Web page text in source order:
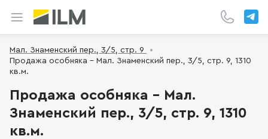
Мал. Знаменский пер., 3/5, стр. 9
Продажа особняка - Мал. Знаменский пер., 3/5, стр. 9, 1310
кв.м.
Продажа особняка - Мал.
Знаменский пер., 3/5, стр. 9, 1310
кв.м.